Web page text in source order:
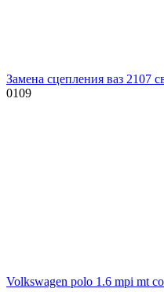
Замена сцепления ваз 2107
0109
Volkswagen polo 1.6 mpi mt